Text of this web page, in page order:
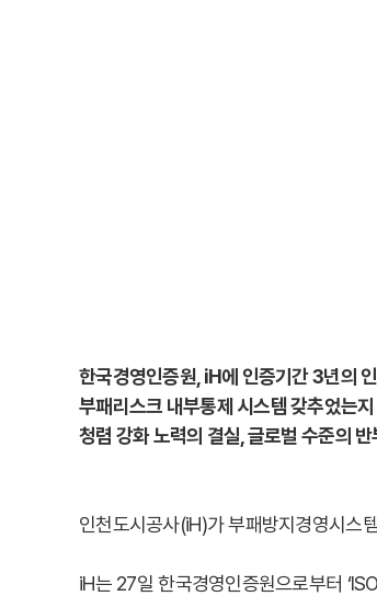
한국경영인증원, iH에 인증기간 3년의
부패리스크 내부통제 시스템 갖추었는
청렴 강화 노력의 결실, 글로벌 수준의
인천도시공사(iH)가 부패방지경영시스
iH는 27일 한국경영인증원으로부터